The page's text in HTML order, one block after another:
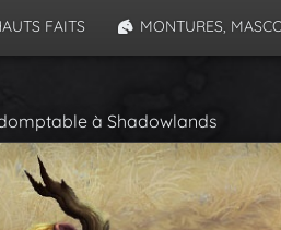
FAITS MONTURES,
à Shadowlands